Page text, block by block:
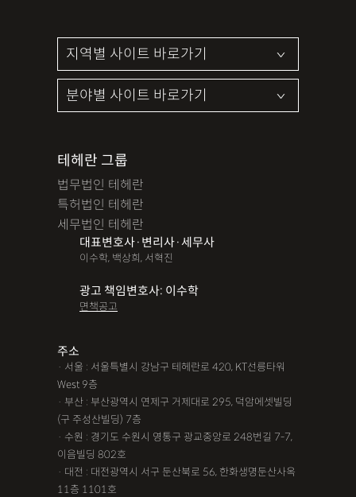
테헤란 그룹
법무법인 테헤란
특허법인 테헤란
세무법인 테헤란
대표변호사·변리사·세무사
이수학, 백상희, 서혁진
광고 책임변호사: 이수학
면책공고
주소
· 서울 : 서울특별시 강남구 테헤란로 420, KT선릉타워
West 9층
· 부산 : 부산광역시 연제구 거제대로 295, 덕암에셋빌딩
(구 주성산빌딩) 7층
· 수원 : 경기도 수원시 영통구 광교중앙로 248번길 7-7,
이음빌딩 802호
· 대전 : 대전광역시 서구 둔산북로 56, 한화생명둔산사옥
11층 1101호